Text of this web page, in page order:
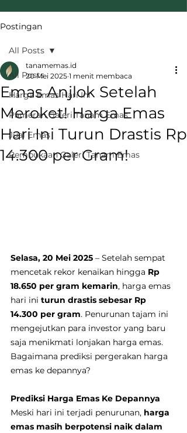
Postingan
All Posts
Harga Emas Hari Ini
Pameran Galeri Tanam Emas
Jual Emas
Pembukaan Galeri Tanam Emas
All Posts
Emas Anjlok Setelah
Meroket! Harga Emas
Hari Ini Turun Drastis Rp
14.300 per Gram!
tanamemas.id
20 Mei 2025 1 menit membaca
Selasa, 20 Mei 2025 – Setelah sempat
mencetak rekor kenaikan hingga Rp
18.650 per gram kemarin, harga emas
hari ini turun drastis sebesar Rp
14.300 per gram. Penurunan tajam ini
mengejutkan para investor yang baru
saja menikmati lonjakan harga emas.
Bagaimana prediksi pergerakan harga
emas ke depannya?
Prediksi Harga Emas Ke Depannya
Meski hari ini terjadi penurunan, harga
emas masih berpotensi naik dalam